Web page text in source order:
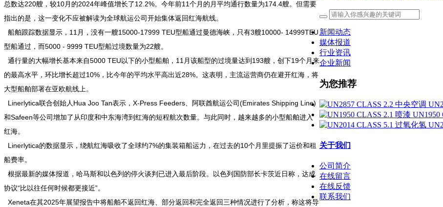
总数达220艘，较10月的2024年峰值增长了12.2%。今年前11个月的月平均通行数量为174.4艘。但需要
指出的是，这一变化不应被解读为全球航运公司开始集体返回红海航线。
船舶跟踪数据显示，11月，没有一艘15000-17999 TEU型船通过曼德海峡，只有3艘10000- 14999TEU
型船通过，而5000 - 9999 TEU型船过境数量为22艘。
通行量的大幅增长基本来自5000 TEU以下的小型船舶，11月该船型的过境量达到193艘，创下19个月来
的最高水平，环比增长超过10%，比今年的平均水平高出近28%。这表明，主流运营商仍在避开红海，将
大型船舶部署在亚欧航线上。
Linerlytica联合创始人Hua Joo Tan表示，X-Press Feeders、阿联酋航运公司(Emirates Shipping Line)
和Safeen等公司增加了从印度和中东海湾到红海的短程航次数量。与此同时，越来越多的小型船舶进入
红海。
Linerlytica的数据显示，绕航红海吸收了全球约7%的集装箱船运力，在过去的10个月里提振了运价和租
船费率。
根据最新的媒体报道，哈马斯和以色列的停火谈判已进入最后阶段。以色列国防部长卡茨近日称，达成
协议“比以往任何时候都更接近”。
Xeneta在其2025年展望报告中将船舶不返回红海、部分返回和完全返回三种情况进行了分析，称这将导
新闻动态
媒体报道
行业资讯
企业新闻
为您推荐
UN1950
关于我们
公司简介
在线留言
在线反馈
联系我们